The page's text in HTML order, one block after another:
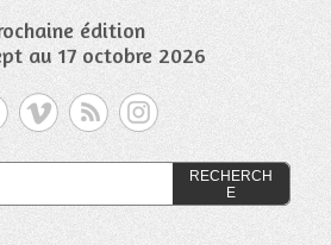
édition
au 17 octobre 2026
RECHERCH
E